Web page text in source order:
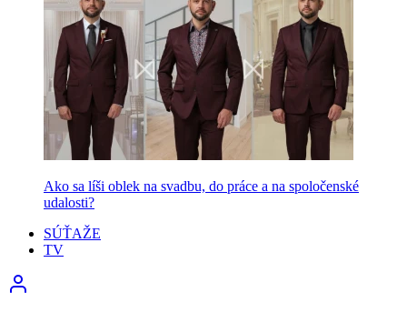
Ako sa líši oblek na svadbu, do práce a na spoločenské
udalosti?
SÚŤAŽE
TV